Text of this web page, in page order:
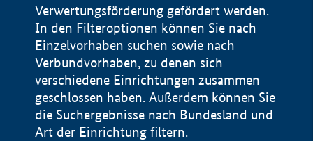
Verwertungsförderung gefördert werden.
In den Filteroptionen können Sie nach
Einzelvorhaben suchen sowie nach
Verbundvorhaben, zu denen sich
verschiedene Einrichtungen zusammen
geschlossen haben. Außerdem können Sie
die Suchergebnisse nach Bundesland und
Art der Einrichtung filtern.